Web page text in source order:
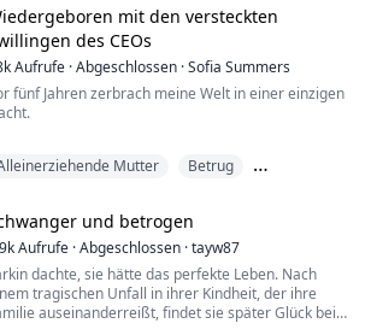
und Naivität als irritierend – doch er
die Anziehungskraft, die er ihr gegenüber vers...
mit den versteckten
des CEOs
Aufrufe ·Abgeschlossen ·Sofia Summers
fünf Jahren zerbrach meine Welt in einer einzigen
Whittaker, in den Armen seiner ehrgeizigen
meiner Familie durch Rowans
zusammen, und mein Vater fiel nach einem
Firmenputsch ins Koma. Gebrochen,
Mutter
Betrug
und betrogen
Aufrufe ·Abgeschlossen ·tayw87
dachte, sie hätte das perfekte Leben. Nach
tragischen Unfall in ihrer Kindheit, der ihre
auseinanderreißt, findet sie später Glück bei